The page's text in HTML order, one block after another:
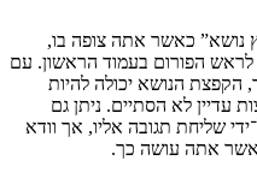
נושא” כאשר אתה צופה בו,
הפורום בעמוד הראשון. עם
הנושא יכולה להיות
עדיין לא הסתיים. ניתן גם
שליחת תגובה אליו, אך וודא
אתה עושה כך.